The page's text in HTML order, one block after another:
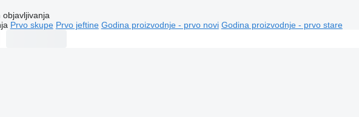
objavljivanja
Prvo skupe Prvo jeftine Godina proizvodnje - prvo novi Godina proizvodnje - prvo stare